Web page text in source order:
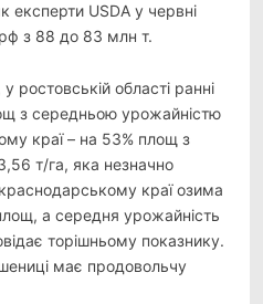
експерти USDA у червні
з 88 до 83 млн т.
області ранні
з середньою урожайністю
краї – на 53% площ з
т/га, яка незначно
краї озима
а середня урожайність
торішньому показнику.
має продовольчу